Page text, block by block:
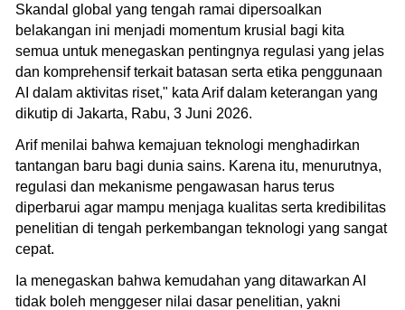
Skandal global yang tengah ramai dipersoalkan
belakangan ini menjadi momentum krusial bagi kita
semua untuk menegaskan pentingnya regulasi yang jelas
dan komprehensif terkait batasan serta etika penggunaan
AI dalam aktivitas riset," kata Arif dalam keterangan yang
dikutip di Jakarta, Rabu, 3 Juni 2026.
Arif menilai bahwa kemajuan teknologi menghadirkan
tantangan baru bagi dunia sains. Karena itu, menurutnya,
regulasi dan mekanisme pengawasan harus terus
diperbarui agar mampu menjaga kualitas serta kredibilitas
penelitian di tengah perkembangan teknologi yang sangat
cepat.
Ia menegaskan bahwa kemudahan yang ditawarkan AI
tidak boleh menggeser nilai dasar penelitian, yakni